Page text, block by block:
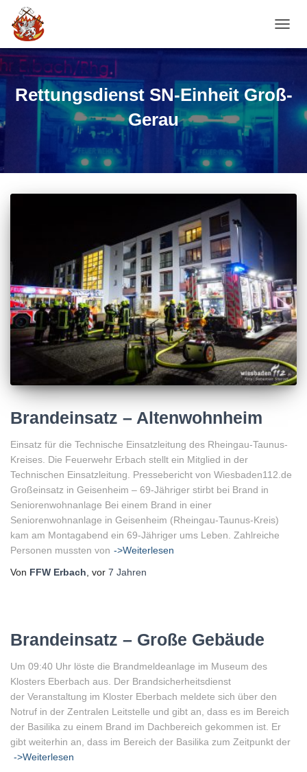
Rettungsdienst SN-Einheit Groß-
Gerau
Brandeinsatz – Altenwohnheim
Einsatz für die Technische Einsatzleitung des Rheingau-Taunus-
Kreises. Die Feuerwehr Erbach stellt ein Mitglied in der
Technischen Einsatzleitung. Pressebericht von Wiesbaden112.de
Großeinsatz in Geisenheim – 69-Jähriger stirbt bei Brand in
Seniorenwohnanlage Bei einem Brand in einer
Seniorenwohnanlage in Geisenheim (Rheingau-Taunus-Kreis)
kam am Montagabend ein 69-Jähriger ums Leben. Zahlreiche
Personen mussten von ->Weiterlesen
Von FFW Erbach , vor 7 Jahren
Brandeinsatz – Große Gebäude
Um 09:40 Uhr löste die Brandmeldeanlage im Museum des
Klosters Eberbach aus. Der Brandsicherheitsdienst
der Veranstaltung im Kloster Eberbach meldete sich über den
Notruf in der Zentralen Leitstelle und gibt an, dass es im Bereich
der Basilika zu einem Brand im Dachbereich gekommen ist. Er
gibt weiterhin an, dass im Bereich der Basilika zum Zeitpunkt der
->Weiterlesen